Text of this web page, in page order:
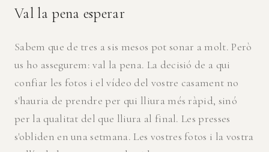
Val la pena esperar
Sabem que de tres a sis mesos pot sonar a molt. Però
us ho assegurem: val la pena. La decisió de a qui
confiar les fotos i el vídeo del vostre casament no
s'hauria de prendre per qui lliura més ràpid, sinó
per la qualitat del que lliura al final. Les presses
s'obliden en una setmana. Les vostres fotos i la vostra